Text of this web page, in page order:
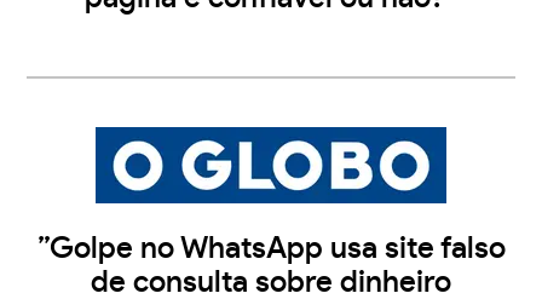
”Golpe no WhatsApp usa site falso
de consulta sobre dinheiro